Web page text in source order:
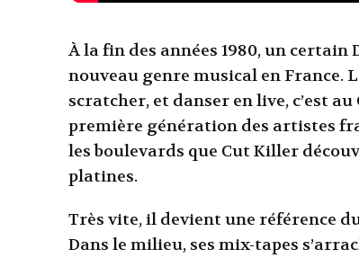
À la fin des années 1980, un
nouveau genre musical en France.
scratcher, et danser en live, c’est
première génération des artistes
les boulevards que Cut Killer
platines.
Très vite, il devient une référence
Dans le milieu, ses mix-tapes